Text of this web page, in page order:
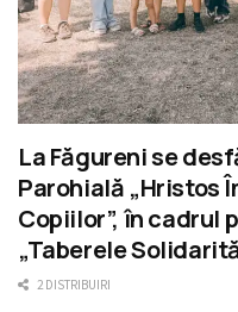
La Făgureni se
Parohială „Hristos
Copiilor”, în cadrul
„Taberele
2 DISTRIBUIRI